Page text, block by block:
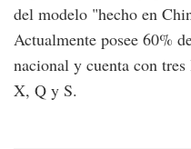
del modelo "hecho en
Actualmente posee 60%
nacional y cuenta con
X, Q y S.